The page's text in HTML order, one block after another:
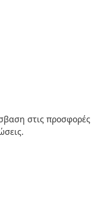
στις προσφορές